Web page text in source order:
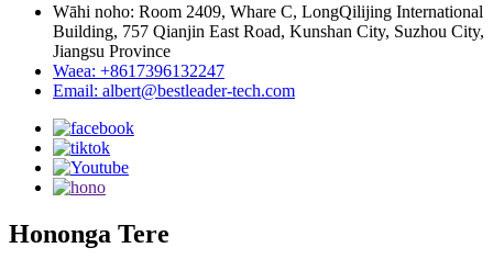
Wāhi noho: Room 2409, Whare C, LongQilijing International
Building, 757 Qianjin East Road, Kunshan City, Suzhou City,
Jiangsu Province
Waea: +8617396132247
Email: albert@bestleader-tech.com
Hononga Tere